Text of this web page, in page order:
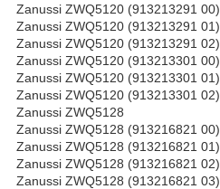
Zanussi ZWQ5120 (913213291 00)
Zanussi ZWQ5120 (913213291 01)
Zanussi ZWQ5120 (913213291 02)
Zanussi ZWQ5120 (913213301 00)
Zanussi ZWQ5120 (913213301 01)
Zanussi ZWQ5120 (913213301 02)
Zanussi ZWQ5128
Zanussi ZWQ5128 (913216821 00)
Zanussi ZWQ5128 (913216821 01)
Zanussi ZWQ5128 (913216821 02)
Zanussi ZWQ5128 (913216821 03)